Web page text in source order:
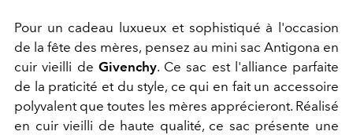
Pour un cadeau luxueux et sophistiqué à l'occasion
de la fête des mères, pensez au mini sac Antigona en
cuir vieilli de Givenchy. Ce sac est l'alliance parfaite
de la praticité et du style, ce qui en fait un accessoire
polyvalent que toutes les mères apprécieront. Réalisé
en cuir vieilli de haute qualité, ce sac présente une